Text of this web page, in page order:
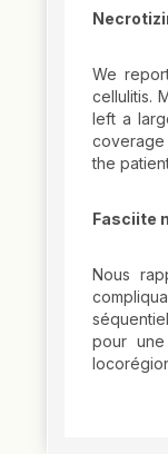
We
cellulitis.
left a
coverage
the
Fasciite
Nous
pour